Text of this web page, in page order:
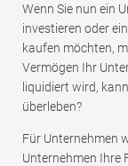
Wenn Sie nun ein
investieren oder
kaufen möchten,
Vermögen Ihr
liquidiert wird,
überleben?
Für Unternehmen
Unternehmen Ihre